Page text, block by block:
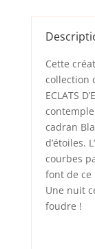
Cette
collection
ECLATS
cadran
d’étoiles.
courbes
font de ce
Une nuit
foudre !